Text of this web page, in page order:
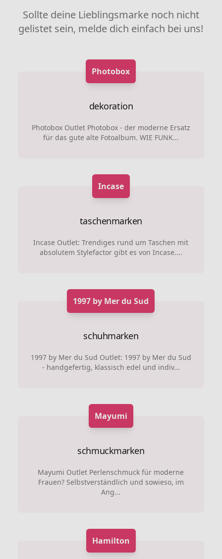
Sollte deine Lieblingsmarke noch nicht
gelistet sein, melde dich einfach bei uns!
Photobox
dekoration
Photobox Outlet Photobox - der moderne Ersatz
für das gute alte Fotoalbum. WIE FUNK...
Incase
taschenmarken
Incase Outlet: Trendiges rund um Taschen mit
absolutem Stylefactor gibt es von Incase....
1997 by Mer du Sud
schuhmarken
1997 by Mer du Sud Outlet: 1997 by Mer du Sud
- handgefertig, klassisch edel und indiv...
Mayumi
schmuckmarken
Mayumi Outlet Perlenschmuck für moderne
Frauen? Selbstverständlich und sowieso, im
Ang...
Hamilton